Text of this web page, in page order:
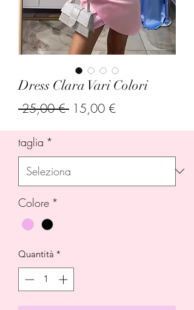
Dress Clara Vari Colori
25,00 € Prezzo
regolare
15,00 €Prezzo
scontato
taglia *
Colore *
Quantità *